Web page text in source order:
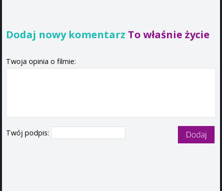
Dodaj nowy komentarz To właśnie życie
Twoja opinia o filmie:
Twój podpis: